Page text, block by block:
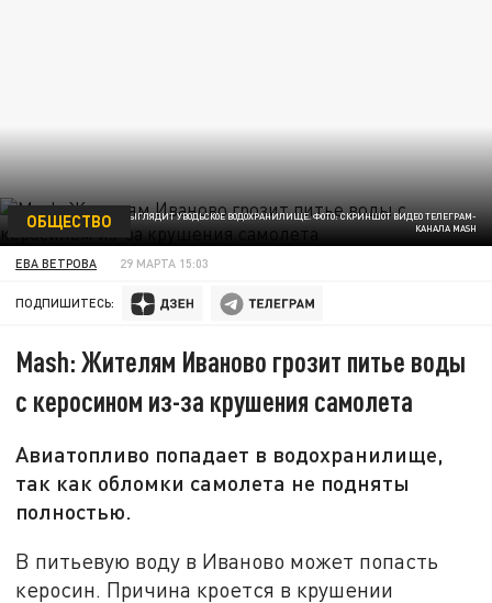
ВОТ ТАК СЕЙЧАС ВЫГЛЯДИТ УВОДЬСКОЕ ВОДОХРАНИЛИЩЕ. ФОТО: СКРИНШОТ ВИДЕО ТЕЛЕГРАМ-
КАНАЛА MASH
ОБЩЕСТВО
ЕВА ВЕТРОВА 29 МАРТА 15:03
ПОДПИШИТЕСЬ:
Mash: Жителям Иваново грозит питье воды
с керосином из-за крушения самолета
Авиатопливо попадает в водохранилище,
так как обломки самолета не подняты
полностью.
В питьевую воду в Иваново может попасть
керосин. Причина кроется в крушении